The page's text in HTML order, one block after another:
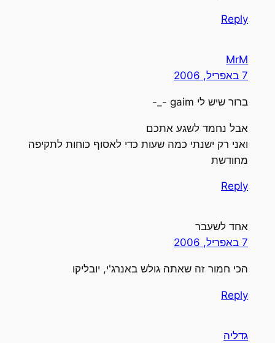
Reply
MrM
7 באפריל, 2006
ברור שיש לי gaim -_-
אבל נחמד לשגע אתכם
ואני רק ישנתי כמה שעות כדי לאסוף כוחות לתקיפה
מחודשת
Reply
אחד לשעבר
7 באפריל, 2006
הכי חמור זה שאתה גולש באנרג'י, יובליקו
Reply
גדליה